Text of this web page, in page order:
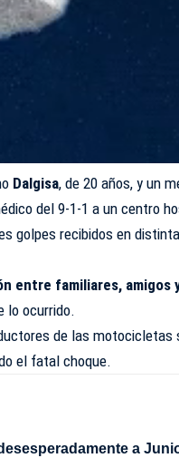
Dalgisa, de 20 años, y un
del 9-1-1 a un centro
golpes recibidos en
entre familiares, amigos
lo ocurrido.
de las motocicletas
el fatal choque.
a